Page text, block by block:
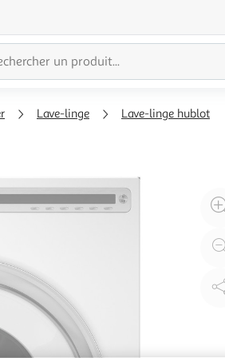
Lave-linge Lave-linge hublot